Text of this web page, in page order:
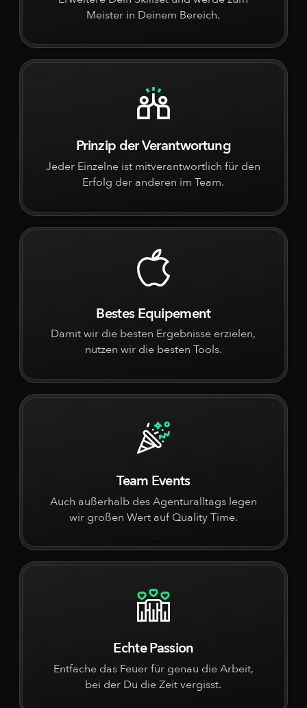
Meister in Deinem Bereich.
Prinzip der Verantwortung
Jeder Einzelne ist mitverantwortlich für den
Erfolg der anderen im Team.
Bestes Equipement
Damit wir die besten Ergebnisse erzielen,
nutzen wir die besten Tools.
Team Events
Auch außerhalb des Agenturalltags legen
wir großen Wert auf Quality Time.
Echte Passion
Entfache das Feuer für genau die Arbeit,
bei der Du die Zeit vergisst.